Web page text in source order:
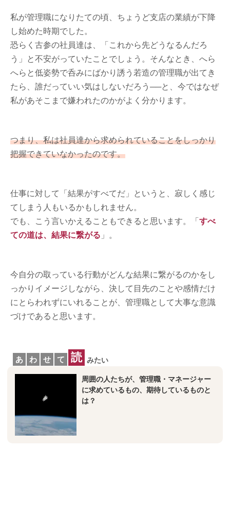
私が管理職になりたての頃、ちょうど支店の業績が下降
し始めた時期でした。
恐らく古参の社員達は、「これから先どうなるんだろ
う」と不安がっていたことでしょう。そんなとき、へら
へらと低姿勢で呑みにばかり誘う若造の管理職が出てき
たら、誰だっていい気はしないだろう──と、今ではなぜ
私があそこまで嫌われたのかがよく分かります。
つまり、私は社員達から求められていることをしっかり
把握できていなかったのです。
仕事に対して「結果がすべてだ」というと、寂しく感じ
てしまう人もいるかもしれません。
でも、こう言いかえることもできると思います。「 すべ
ての道は、結果に繋がる 」。
今自分の取っている行動がどんな結果に繋がるのかをし
っかりイメージしながら、決して目先のことや感情だけ
にとらわれずにいれることが、管理職として大事な意識
づけであると思います。
あ わ せ て 読 みたい
周囲の人たちが、管理職・マネージャー
に求めているもの、期待しているものと
は？